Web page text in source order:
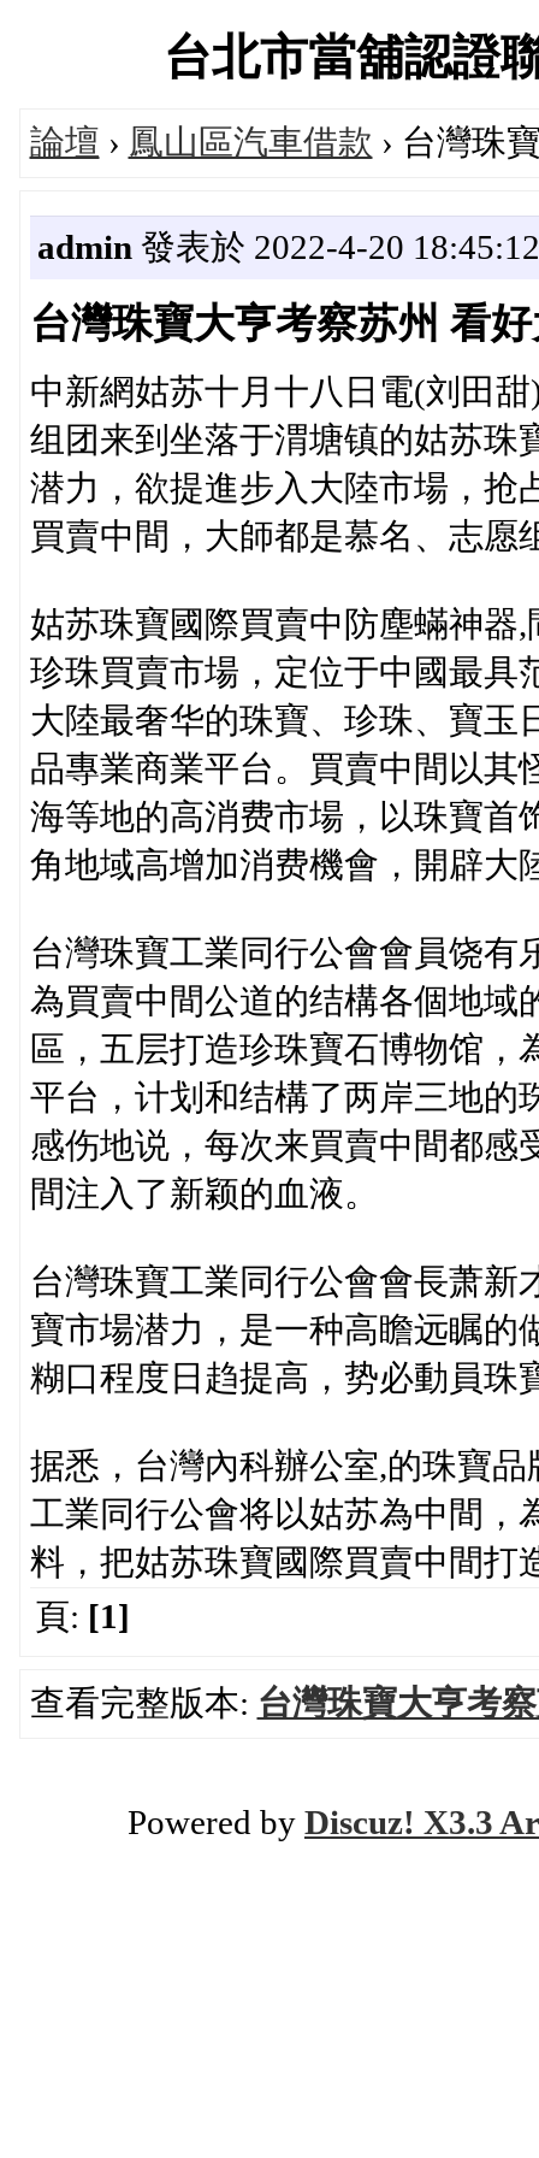
台北市當舖認證
論壇 › 鳳山區汽車借款 › 台灣珠
admin 發表於 2022-4-20 18:45:12
台灣珠寶大亨考察苏州 看
中新網姑苏十月十八日電(刘田
组团来到坐落于渭塘镇的姑苏珠
潜力，欲提進步入大陸市場，抢
買賣中間，大師都是慕名、志愿
姑苏珠寶國際買賣中防塵蟎神器
珍珠買賣市場，定位于中國最具
大陸最奢华的珠寶、珍珠、寶玉
品專業商業平台。買賣中間以其
海等地的高消费市場，以珠寶首
角地域高增加消费機會，開辟大
台灣珠寶工業同行公會會員饶有
為買賣中間公道的结構各個地域
區，五层打造珍珠寶石博物馆
平台，计划和结構了两岸三地的
感伤地说，每次来買賣中間都感
間注入了新颖的血液。
台灣珠寶工業同行公會會長萧新
寶市場潜力，是一种高瞻远瞩的
糊口程度日趋提高，势必動員珠
据悉，台灣內科辦公室,的珠寶
工業同行公會将以姑苏為中間，
料，把姑苏珠寶國際買賣中間打
頁: [1]
查看完整版本: 台灣珠寶大亨考
Powered by Discuz! X3.3